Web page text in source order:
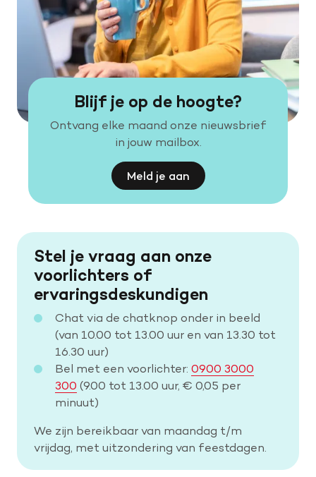
Blijf je op de hoogte?
Ontvang elke maand onze nieuwsbrief
in jouw mailbox.
Meld je aan
Stel je vraag aan onze
voorlichters of
ervaringsdeskundigen
Chat via de chatknop onder in beeld
(van 10.00 tot 13.00 uur en van 13.30 tot
16.30 uur)
Bel met een voorlichter: 0900 3000
300 (9.00 tot 13.00 uur, € 0,05 per
minuut)
We zijn bereikbaar van maandag t/m
vrijdag, met uitzondering van feestdagen.